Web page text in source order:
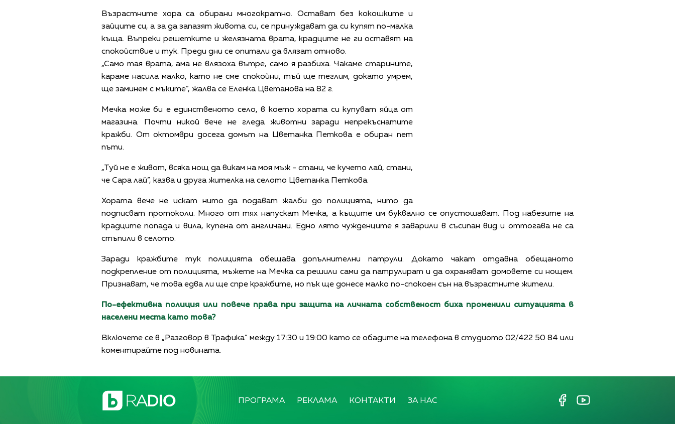
Възрастните хора са обирани многократно. Остават без кокошките и
зайците си, а за да запазят живота си, се принуждават да си купят по-малка
къща. Въпреки решетките и желязната врата, крадците не ги оставят на
спокойствие и тук. Преди дни се опитали да влязат отново.
„Само тая врата, ама не влязоха вътре, само я разбиха. Чакаме старините,
караме насила малко, като не сме спокойни, тъй ще теглим, докато умрем,
ще заминем с мъките”, жалва се Еленка Цветанова на 82 г.
Мечка може би е единственото село, в което хората си купуват яйца от
магазина. Почти никой вече не гледа животни заради непрекъснатите
кражби. От октомври досега домът на Цветанка Петкова е обиран пет
пъти.
„Туй не е живот, всяка нощ да викам на моя мъж - стани, че кучето лай, стани,
че Сара лай”, казва и друга жителка на селото Цветанка Петкова.
Хората вече не искат нито да подават жалби до полицията, нито да
подписват протоколи. Много от тях напускат Мечка, а къщите им буквално се опустошават. Под набезите на
крадците попада и вила, купена от англичани. Едно лято чужденците я заварили в съсипан вид и оттогава не са
стъпили в селото.
Заради кражбите тук полицията обещава допълнителни патрули. Докато чакат отдавна обещаното
подкрепление от полицията, мъжете на Мечка са решили сами да патрулират и да охраняват домовете си нощем.
Признават, че това едва ли ще спре кражбите, но пък ще донесе малко по-спокоен сън на възрастните жители.
По-ефективна полиция или повече права при защита на личната собственост биха променили ситуацията в
населени места като това?
Включете се в „Разговор в Трафика” между 17:30 и 19:00 като се обадите на телефона в студиото 02/422 50 84 или
коментирайте под новината.
ПРОГРАМА РЕКЛАМА КОНТАКТИ ЗА НАС